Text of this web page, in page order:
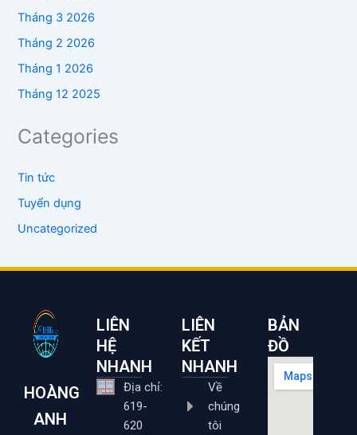
Tháng 3 2026
Tháng 2 2026
Tháng 1 2026
Tháng 12 2025
Categories
Tin tức
Tuyển dụng
Uncategorized
HOÀNG
ANH
LIÊN
HỆ
NHANH
Địa chỉ:
619-
620
LIÊN
KẾT
NHANH
Về
chúng
tôi
BẢN
ĐỒ